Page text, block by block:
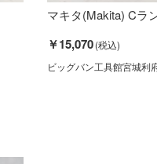
マキタ(Makita) Cラ
￥15,070
ビッグバン工具館宮城利